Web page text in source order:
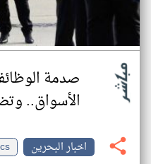
صدمة
الأسواق..
اخبار البحرين